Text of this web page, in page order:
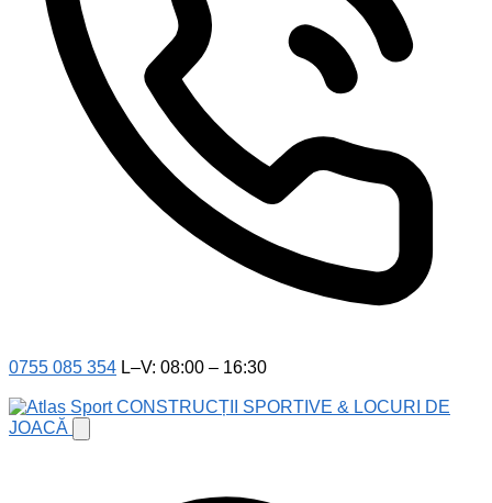
0755 085 354 L–V: 08:00 – 16:30
CONSTRUCȚII SPORTIVE & LOCURI DE
JOACĂ